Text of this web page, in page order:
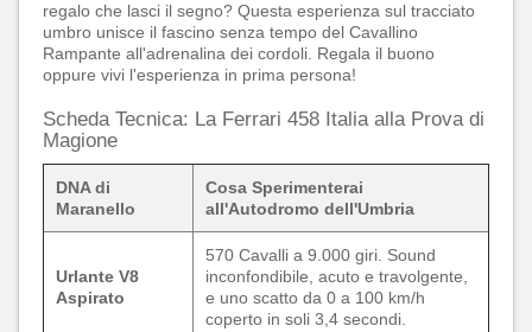
regalo che lasci il segno? Questa esperienza sul tracciato
umbro unisce il fascino senza tempo del Cavallino
Rampante all'adrenalina dei cordoli. Regala il buono
oppure vivi l'esperienza in prima persona!
Scheda Tecnica: La Ferrari 458 Italia alla Prova di
Magione
DNA di
Maranello
Cosa Sperimenterai
all'Autodromo dell'Umbria
Urlante V8
Aspirato
570 Cavalli a 9.000 giri. Sound
inconfondibile, acuto e travolgente,
e uno scatto da 0 a 100 km/h
coperto in soli 3,4 secondi.